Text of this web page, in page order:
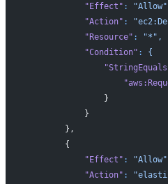
            "Effect"
:
            "Action"
:
            "Resource"
:
"*",
            "Condition"
:
{
                }
            }
        },
        {
            "Effect"
:
            "Action"
: